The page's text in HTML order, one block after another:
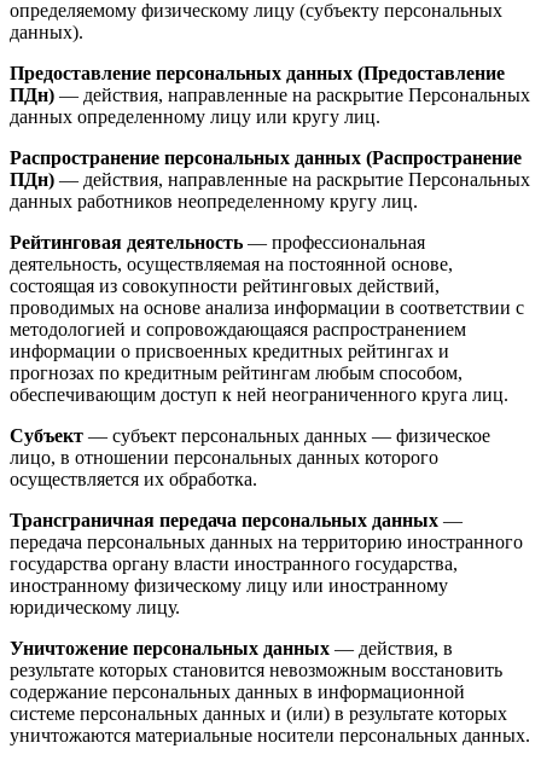
определяемому физическому лицу (субъекту персональных
данных).
Предоставление персональных данных (Предоставление
ПДн) — действия, направленные на раскрытие Персональных
данных определенному лицу или кругу лиц.
Распространение персональных данных (Распространение
ПДн) — действия, направленные на раскрытие Персональных
данных работников неопределенному кругу лиц.
Рейтинговая деятельность — профессиональная
деятельность, осуществляемая на постоянной основе,
состоящая из совокупности рейтинговых действий,
проводимых на основе анализа информации в соответствии с
методологией и сопровождающаяся распространением
информации о присвоенных кредитных рейтингах и
прогнозах по кредитным рейтингам любым способом,
обеспечивающим доступ к ней неограниченного круга лиц.
Субъект — субъект персональных данных — физическое
лицо, в отношении персональных данных которого
осуществляется их обработка.
Трансграничная передача персональных данных —
передача персональных данных на территорию иностранного
государства органу власти иностранного государства,
иностранному физическому лицу или иностранному
юридическому лицу.
Уничтожение персональных данных — действия, в
результате которых становится невозможным восстановить
содержание персональных данных в информационной
системе персональных данных и (или) в результате которых
уничтожаются материальные носители персональных данных.